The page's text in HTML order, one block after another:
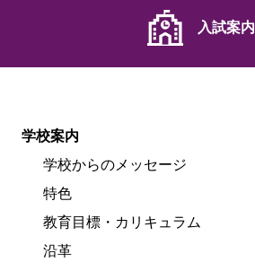
入試案内
学校案内
学校からのメッセージ
特色
教育目標・カリキュラム
沿革